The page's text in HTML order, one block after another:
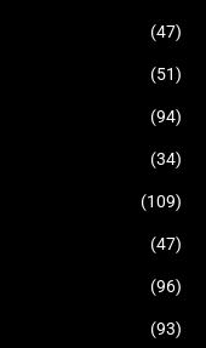
(47)
(51)
(94)
(34)
(109)
(47)
(96)
(93)